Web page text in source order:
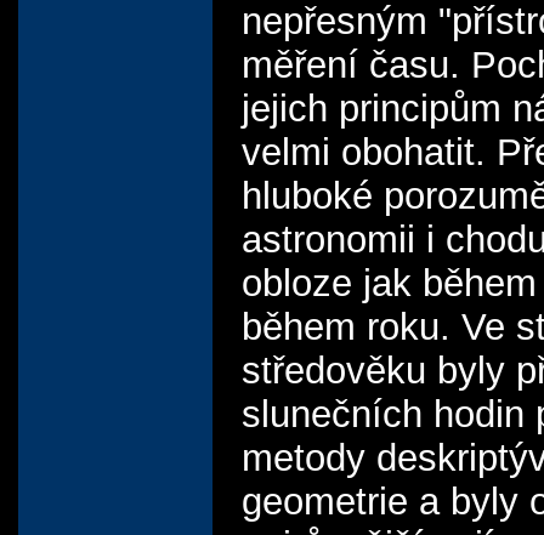
nepřesným
měření času.
jejich principům
velmi obohatit.
hluboké
astronomii i
obloze jak
během roku. Ve
středověku byly
slunečních hodin
metody
geometrie a byly